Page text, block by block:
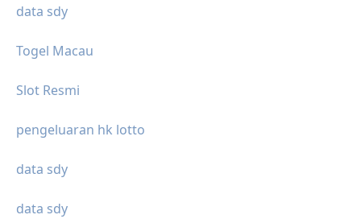
data sdy
Togel Macau
Slot Resmi
pengeluaran hk lotto
data sdy
data sdy